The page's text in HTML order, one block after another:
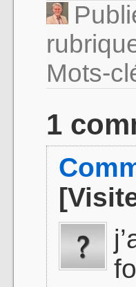
Mots-
1